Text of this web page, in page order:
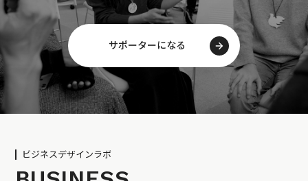
サポーターになる
ビジネスデザインラボ